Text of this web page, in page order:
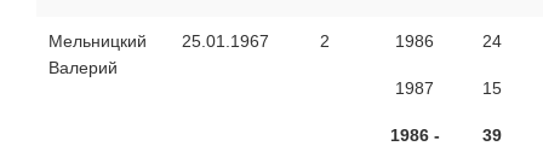
Мельницкий
Валерий
25.01.1967 2 1986
1987
1986 -
24
15
39